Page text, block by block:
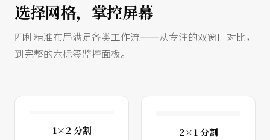
选择网格，掌控屏幕
四种精准布局满足各类工作流——从专注的双窗口对比，
到完整的六标签监控面板。
1×2 分割 2×1 分割